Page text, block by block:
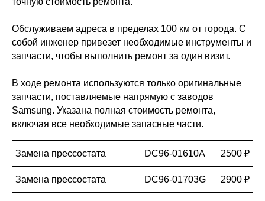
Обслуживаем адреса в пределах 100 км от города. С
собой инженер привезет необходимые инструменты и
запчасти, чтобы выполнить ремонт за один визит.
В ходе ремонта используются только оригинальные
запчасти, поставляемые напрямую с заводов
Samsung. Указана полная стоимость ремонта,
включая все необходимые запасные части.
Замена прессостата DC96-01610A 2500 ₽
Замена прессостата DC96-01703G 2900 ₽